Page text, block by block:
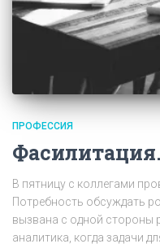
ПРОФЕССИЯ
В пятницу с коллегами
Потребность обсуждать
вызвана с одной стороны
аналитика, когда задачи